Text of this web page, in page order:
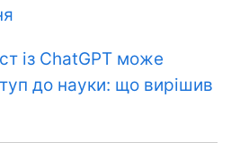
із ChatGPT може
до науки: що вирішив